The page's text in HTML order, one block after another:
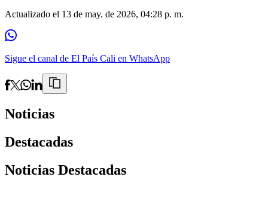
Actualizado el 13 de may. de 2026, 04:28 p. m.
Sigue el canal de El País Cali en WhatsApp
Noticias
Destacadas
Noticias Destacadas